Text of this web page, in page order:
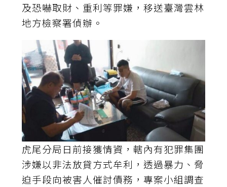
及恐嚇取財、重利等罪嫌，移送臺灣雲林
地方檢察署偵辦。
虎尾分局日前接獲情資，轄內有犯罪集團
涉嫌以非法放貸方式牟利，透過暴力、脅
迫手段向被害人催討債務，專案小組調查